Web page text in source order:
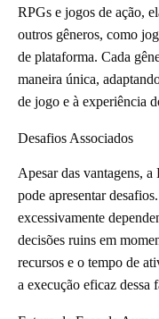
RPGs e jogos de ação,
outros gêneros, como
de plataforma. Cada
maneira única,
de jogo e à experiência
Desafios Associados
Apesar das vantagens,
pode apresentar
excessivamente
decisões ruins em
recursos e o tempo de
a execução eficaz dessa